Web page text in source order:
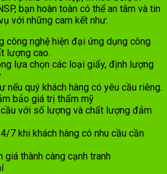
bạn hoàn toàn có thể an tâm và tin
với những cam kết như:
công nghệ hiện đại ứng dụng công
lượng cao.
lựa chọn các loại giấy, định lượng
nếu quý khách hàng có yêu cầu riêng.
bảo giá trị thẩm mỹ
cầu với số lượng và chất lượng đảm
7 khi khách hàng có nhu cầu cần
thành càng cạnh tranh